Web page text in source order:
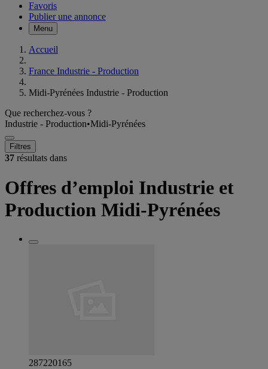
Favoris
Publier une annonce
Menu
Accueil
France Industrie - Production
Midi-Pyrénées Industrie - Production
Que recherchez-vous ?
Industrie - Production•Midi-Pyrénées
Filtres
37 résultats dans
Offres d’emploi Industrie et
Production Midi-Pyrénées
287220165